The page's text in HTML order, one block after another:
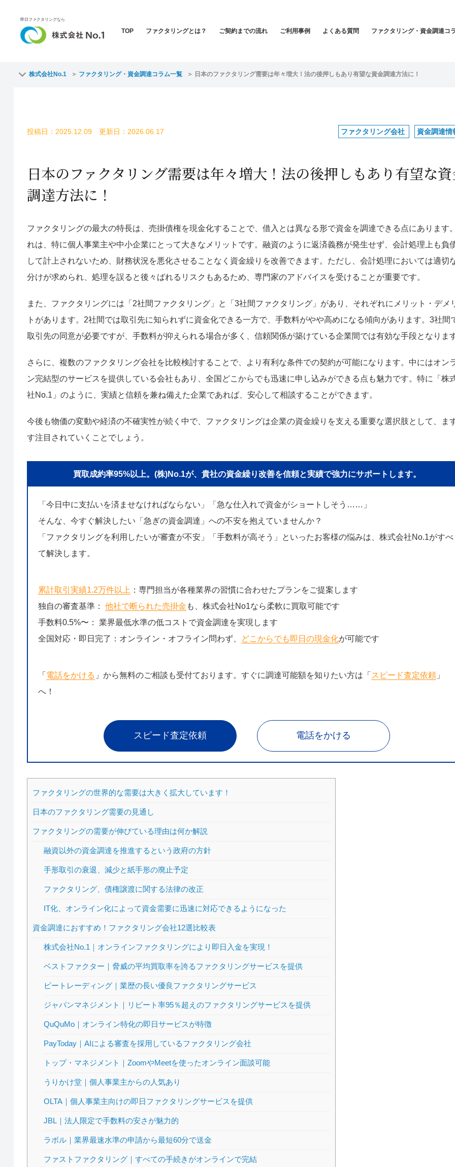
即日ファクタリングなら
TOP ファクタリングとは？ ご契約までの流れ ご利用事例 よくある質問 ファクタリング・資金調達コ
株式会社No.1 ファクタリング・資金調達コラム一覧 日本のファクタリング需要は年々増大！法の後押しもあり有望な資金調達方法に！
投稿日：2025.12.09 更新日：2026.06.17 ファクタリング会社 資金調達情
日本のファクタリング需要は年々増大！法の後押しもあり有望な
調達方法に！
ファクタリングの最大の特長は、売掛債権を現金化することで、借入とは異なる形で資金を調達できる点にあります
れは、特に個人事業主や中小企業にとって大きなメリットです。融資のように返済義務が発生せず、会計処理上も負
して計上されないため、財務状況を悪化させることなく資金繰りを改善できます。ただし、会計処理においては適切
分けが求められ、処理を誤ると後々ばれるリスクもあるため、専門家のアドバイスを受けることが重要です。
また、ファクタリングには「2社間ファクタリング」と「3社間ファクタリング」があり、それぞれにメリット・デメ
トがあります。2社間では取引先に知られずに資金化できる一方で、手数料がやや高めになる傾向があります。3社間
取引先の同意が必要ですが、手数料が抑えられる場合が多く、信頼関係が築けている企業間では有効な手段となりま
さらに、複数のファクタリング会社を比較検討することで、より有利な条件での契約が可能になります。中にはオン
ン完結型のサービスを提供している会社もあり、全国どこからでも迅速に申し込みができる点も魅力です。特に「株
社No.1」のように、実績と信頼を兼ね備えた企業であれば、安心して相談することができます。
今後も物価の変動や経済の不確実性が続く中で、ファクタリングは企業の資金繰りを支える重要な選択肢として、ま
す注目されていくことでしょう。
買取成約率95%以上。(株)No.1が、貴社の資金繰り改善を信頼と実績で強力にサポートします。
「今日中に支払いを済ませなければならない」「急な仕入れで資金がショートしそう……」
そんな、今すぐ解決したい「急ぎの資金調達」への不安を抱えていませんか？
「ファクタリングを利用したいが審査が不安」「手数料が高そう」といったお客様の悩みは、株式会社No.1がすべ
て解決します。
累計取引実績1.2万件以上 ：専門担当が各種業界の習慣に合わせたプランをご提案します
独自の審査基準： 他社で断られた売掛金 も、株式会社No1なら柔軟に買取可能です
手数料0.5%〜： 業界最低水準の低コストで資金調達を実現します
全国対応・即日完了：オンライン・オフライン問わず、
どこからでも即日の現金化が可能です
「 電話をかける 」から無料のご相談も受付ております。すぐに調達可能額を知りたい方は「 スピード査定依頼」
へ！
スピード査定依頼 電話をかける
ファクタリングの世界的な需要は大きく拡大しています！
日本のファクタリング需要の見通し
ファクタリングの需要が伸びている理由は何か解説
融資以外の資金調達を推進するという政府の方針
手形取引の衰退、減少と紙手形の廃止予定
ファクタリング、債権譲渡に関する法律の改正
IT化、オンライン化によって資金需要に迅速に対応できるようになった
資金調達におすすめ！ファクタリング会社12選比較表
株式会社No.1｜オンラインファクタリングにより即日入金を実現！
ベストファクター｜脅威の平均買取率を誇るファクタリングサービスを提供
ビートレーディング｜業歴の長い優良ファクタリングサービス
ジャパンマネジメント｜リピート率95％超えのファクタリングサービスを提供
QuQuMo｜オンライン特化の即日サービスが特徴
PayToday｜AIによる審査を採用しているファクタリング会社
トップ・マネジメント｜ZoomやMeetを使ったオンライン面談可能
うりかけ堂｜個人事業主からの人気あり
OLTA｜個人事業主向けの即日ファクタリングサービスを提供
JBL｜法人限定で手数料の安さが魅力的
ラボル｜業界最速水準の申請から最短60分で送金
ファストファクタリング｜すべての手続きがオンラインで完結